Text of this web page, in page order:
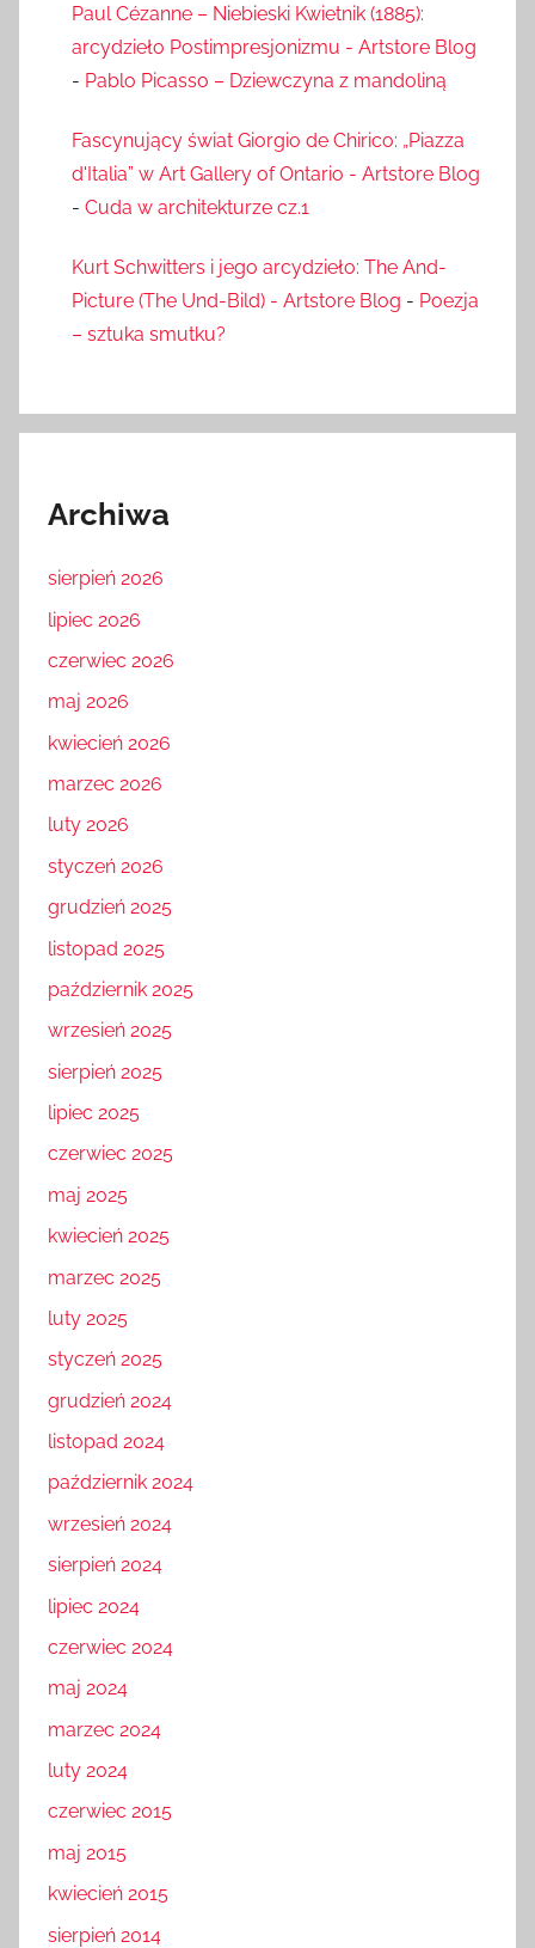
Paul Cézanne – Niebieski Kwietnik (1885):
arcydzieło Postimpresjonizmu - Artstore Blog
- Pablo Picasso – Dziewczyna z mandoliną
Fascynujący świat Giorgio de Chirico: „Piazza
d'Italia” w Art Gallery of Ontario - Artstore Blog
- Cuda w architekturze cz.1
Kurt Schwitters i jego arcydzieło: The And-
Picture (The Und-Bild) - Artstore Blog - Poezja
– sztuka smutku?
Archiwa
sierpień 2026
lipiec 2026
czerwiec 2026
maj 2026
kwiecień 2026
marzec 2026
luty 2026
styczeń 2026
grudzień 2025
listopad 2025
październik 2025
wrzesień 2025
sierpień 2025
lipiec 2025
czerwiec 2025
maj 2025
kwiecień 2025
marzec 2025
luty 2025
styczeń 2025
grudzień 2024
listopad 2024
październik 2024
wrzesień 2024
sierpień 2024
lipiec 2024
czerwiec 2024
maj 2024
marzec 2024
luty 2024
czerwiec 2015
maj 2015
kwiecień 2015
sierpień 2014